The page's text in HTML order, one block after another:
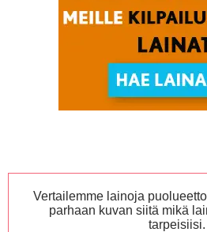
Vertailemme lainoja
parhaan kuvan siitä mikä
tarpeisiisi.